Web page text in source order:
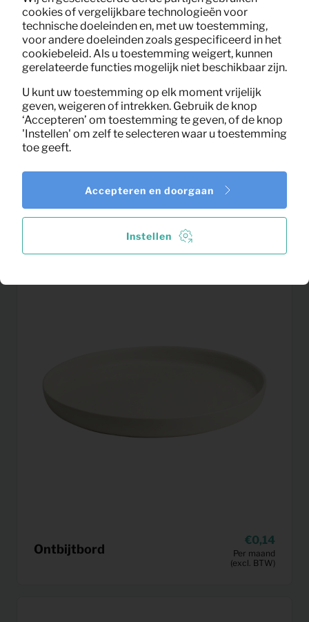
Vakkenkast Teun (zwart)
7,24
Ontbijtbord
0,14
Per maand
(excl. BTW)
cookies of vergelijkbare technologieën voor
technische doeleinden en, met uw toestemming,
voor andere doeleinden zoals gespecificeerd in het
cookiebeleid. Als u toestemming weigert, kunnen
gerelateerde functies mogelijk niet beschikbaar zijn.
U kunt uw toestemming op elk moment vrijelijk
geven, weigeren of intrekken. Gebruik de knop
‘Accepteren’ om toestemming te geven, of de knop
'Instellen' om zelf te selecteren waar u toestemming
toe geeft.
Instellen
Accepteren en doorgaan